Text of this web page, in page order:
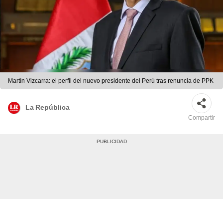
Martín Vizcarra: el perfil del nuevo presidente del Perú tras renuncia de PPK
La República
Compartir